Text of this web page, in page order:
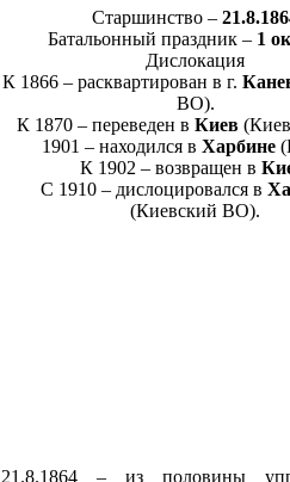
Старшинство –
Батальонный праздник – 1
Дислокация
К 1866 – расквартирован в г.
ВО).
К 1870 – переведен в Киев
1901 – находился в Харбине
К 1902 – возвращен в
С 1910 – дислоцировался в
(Киевский ВО).
21.8.1864 – из половины